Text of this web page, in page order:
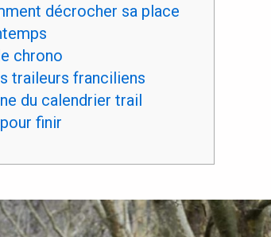
décrocher sa place
chrono
traileurs franciliens
du calendrier trail
finir